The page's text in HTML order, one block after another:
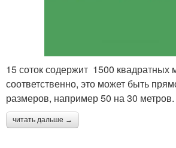
15 соток содержит 1500 квадратных
соответственно, это может быть
размеров, например 50 на 30 метров.
читать дальше →